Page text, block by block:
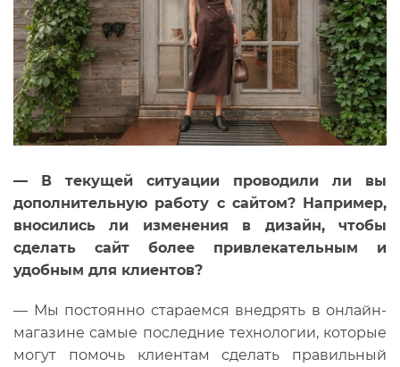
— В текущей ситуации проводили ли вы
дополнительную работу с сайтом? Например,
вносились ли изменения в дизайн, чтобы
сделать сайт более привлекательным и
удобным для клиентов?
— Мы постоянно стараемся внедрять в онлайн-
магазине самые последние технологии, которые
могут помочь клиентам сделать правильный